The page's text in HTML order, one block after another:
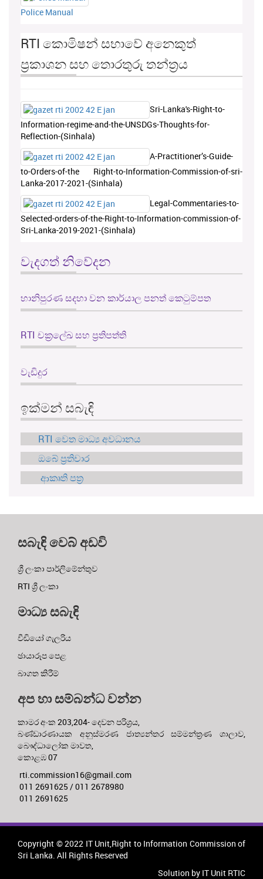
Police Manual
RTI කොමිෂන් සභාවේ අනෙකුත්
ප්‍රකාශන සහ තොරතුරු තන්ත්‍රය
Sri-Lanka's-Right-to-
Information-regime-and-the-UNSDGs-Thoughts-for-
Reflection-(Sinhala)
A-Practitioner’s-Guide-
to-Orders-of-the Right-to-Information-Commission-of-sri-
Lanka-2017-2021-(Sinhala)
Legal-Commentaries-to-
Selected-orders-of-the-Right-to-Information-commission-of-
Sri-Lanka-2019-2021-(Sinhala)
වැදගත් නිවේදන
හානිපුරණ සදහා වන කාර්යාල පනත් කෙටුම්පත
RTI චක්‍රලේඛ සහ ප්‍රතිපත්ති
වැඩිදුර
ඉක්මන් සබැඳි
RTI වෙත මාධ්‍ය අවධානය
ඔබේ ප්‍රතිචාර
ආකෘති පත්‍ර
සබැඳි වෙබ් අඩවි
ශ්‍රී ලංකා පාර්ලිමේන්තුව
RTI ශ්‍රී ලංකා
මාධ්‍ය සබැඳි
වීඩියෝ ගැලරිය
ඡායාරූප පෙළ
බාගත කිරීම්
අප හා සම්බන්ධ වන්න
කාමර අංක 203,204- දෙවන පරිශ්‍රය,
බණ්ඩාරණායක අනුස්මරණ ජාත්‍යන්තර සම්මන්ත්‍රණ ශාලාව,
බෞද්ධාලෝක මාවත,
කොළඹ 07
rti.commission16@gmail.com
011 2691625 / 011 2678980
011 2691625
Copyright © 2022 IT Unit,Right to Information Commission of
Sri Lanka. All Rights Reserved
Solution by IT Unit RTIC